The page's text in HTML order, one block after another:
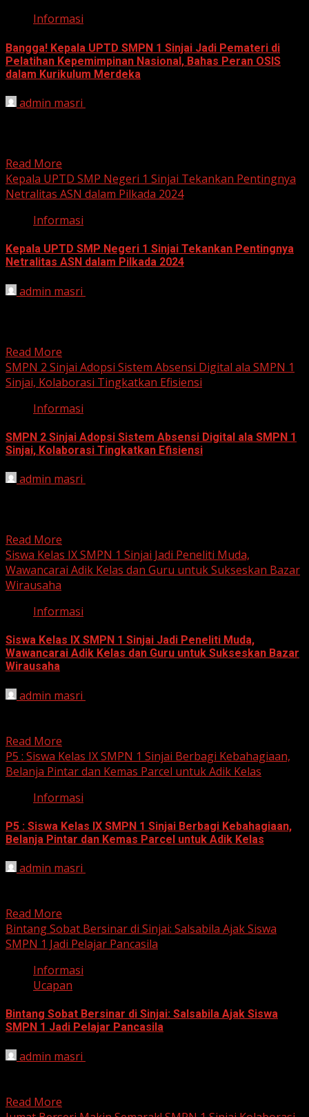
Informasi
Bangga! Kepala UPTD SMPN 1 Sinjai Jadi Pemateri di
Pelatihan Kepemimpinan Nasional, Bahas Peran OSIS
dalam Kurikulum Merdeka
admin masri
Read More
Kepala UPTD SMP Negeri 1 Sinjai Tekankan Pentingnya
Netralitas ASN dalam Pilkada 2024
Informasi
Kepala UPTD SMP Negeri 1 Sinjai Tekankan Pentingnya
Netralitas ASN dalam Pilkada 2024
admin masri
Read More
SMPN 2 Sinjai Adopsi Sistem Absensi Digital ala SMPN 1
Sinjai, Kolaborasi Tingkatkan Efisiensi
Informasi
SMPN 2 Sinjai Adopsi Sistem Absensi Digital ala SMPN 1
Sinjai, Kolaborasi Tingkatkan Efisiensi
admin masri
Read More
Siswa Kelas IX SMPN 1 Sinjai Jadi Peneliti Muda,
Wawancarai Adik Kelas dan Guru untuk Sukseskan Bazar
Wirausaha
Informasi
Siswa Kelas IX SMPN 1 Sinjai Jadi Peneliti Muda,
Wawancarai Adik Kelas dan Guru untuk Sukseskan Bazar
Wirausaha
admin masri
Read More
P5 : Siswa Kelas IX SMPN 1 Sinjai Berbagi Kebahagiaan,
Belanja Pintar dan Kemas Parcel untuk Adik Kelas
Informasi
P5 : Siswa Kelas IX SMPN 1 Sinjai Berbagi Kebahagiaan,
Belanja Pintar dan Kemas Parcel untuk Adik Kelas
admin masri
Read More
Bintang Sobat Bersinar di Sinjai: Salsabila Ajak Siswa
SMPN 1 Jadi Pelajar Pancasila
Informasi
Ucapan
Bintang Sobat Bersinar di Sinjai: Salsabila Ajak Siswa
SMPN 1 Jadi Pelajar Pancasila
admin masri
Read More